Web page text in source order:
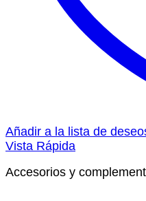
Añadir a la lista de
Vista Rápida
Accesorios y